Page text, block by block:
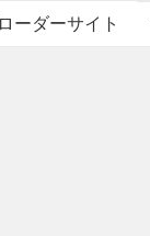
ーダーサイト